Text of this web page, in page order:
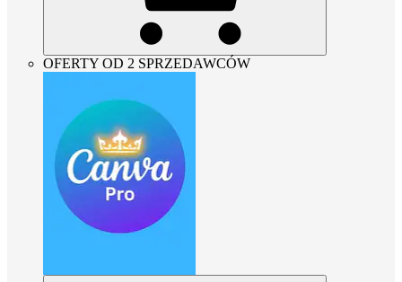
OFERTY OD 2 SPRZEDAWCÓW